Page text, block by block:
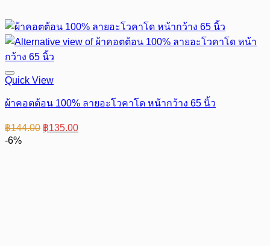
Quick View
ผ้าคอตต้อน 100% ลายอะโวคาโด หน้ากว้าง 65 นิ้ว
฿144.00 Original
price
฿135.00Current
price
-6%